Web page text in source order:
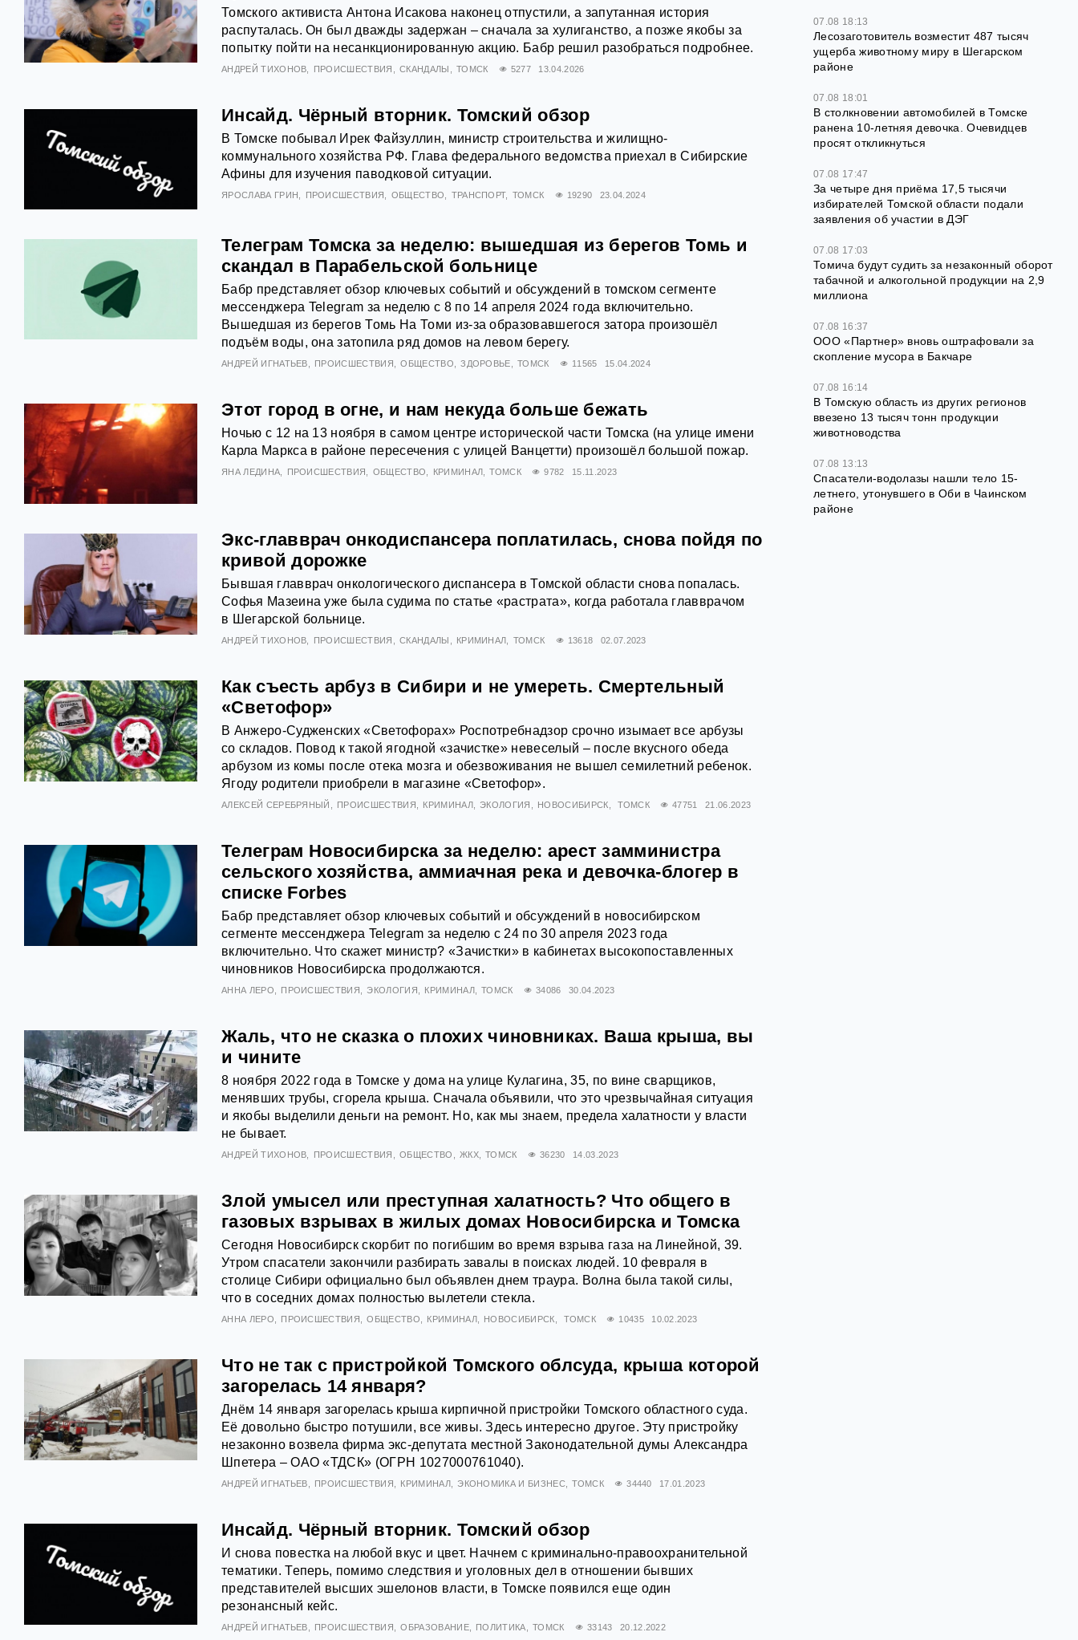
Томского активиста Антона Исакова наконец отпустили, а запутанная история
распуталась. Он был дважды задержан – сначала за хулиганство, а позже якобы за
попытку пойти на несанкционированную акцию. Бабр решил разобраться подробнее.
АНДРЕЙ ТИХОНОВ ПРОИСШЕСТВИЯ СКАНДАЛЫ ТОМСК 5277 13.04.2026
Инсайд. Чёрный вторник. Томский обзор
В Томске побывал Ирек Файзуллин, министр строительства и жилищно-
коммунального хозяйства РФ. Глава федерального ведомства приехал в Сибирские
Афины для изучения паводковой ситуации.
ЯРОСЛАВА ГРИН ПРОИСШЕСТВИЯ ОБЩЕСТВО ТРАНСПОРТ ТОМСК 19290 23.04.2024
Телеграм Томска за неделю: вышедшая из берегов Томь и
скандал в Парабельской больнице
Бабр представляет обзор ключевых событий и обсуждений в томском сегменте
мессенджера Telegram за неделю с 8 по 14 апреля 2024 года включительно.
Вышедшая из берегов Томь На Томи из-за образовавшегося затора произошёл
подъём воды, она затопила ряд домов на левом берегу.
АНДРЕЙ ИГНАТЬЕВ ПРОИСШЕСТВИЯ ОБЩЕСТВО ЗДОРОВЬЕ ТОМСК 11565 15.04.2024
Этот город в огне, и нам некуда больше бежать
Ночью с 12 на 13 ноября в самом центре исторической части Томска (на улице имени
Карла Маркса в районе пересечения с улицей Ванцетти) произошёл большой пожар.
ЯНА ЛЕДИНА ПРОИСШЕСТВИЯ ОБЩЕСТВО КРИМИНАЛ ТОМСК 9782 15.11.2023
Экс-главврач онкодиспансера поплатилась, снова пойдя по
кривой дорожке
Бывшая главврач онкологического диспансера в Томской области снова попалась.
Софья Мазеина уже была судима по статье «растрата», когда работала главврачом
в Шегарской больнице.
АНДРЕЙ ТИХОНОВ ПРОИСШЕСТВИЯ СКАНДАЛЫ КРИМИНАЛ ТОМСК 13618 02.07.2023
Как съесть арбуз в Сибири и не умереть. Смертельный
«Светофор»
В Анжеро-Судженских «Светофорах» Роспотребнадзор срочно изымает все арбузы
со складов. Повод к такой ягодной «зачистке» невеселый – после вкусного обеда
арбузом из комы после отека мозга и обезвоживания не вышел семилетний ребенок.
Ягоду родители приобрели в магазине «Светофор».
АЛЕКСЕЙ СЕРЕБРЯНЫЙ ПРОИСШЕСТВИЯ КРИМИНАЛ ЭКОЛОГИЯ НОВОСИБИРСК ТОМСК 47751 21.06.2023
Телеграм Новосибирска за неделю: арест замминистра
сельского хозяйства, аммиачная река и девочка-блогер в
списке Forbes
Бабр представляет обзор ключевых событий и обсуждений в новосибирском
сегменте мессенджера Telegram за неделю с 24 по 30 апреля 2023 года
включительно. Что скажет министр? «Зачистки» в кабинетах высокопоставленных
чиновников Новосибирска продолжаются.
АННА ЛЕРО ПРОИСШЕСТВИЯ ЭКОЛОГИЯ КРИМИНАЛ ТОМСК 34086 30.04.2023
Жаль, что не сказка о плохих чиновниках. Ваша крыша, вы
и чините
8 ноября 2022 года в Томске у дома на улице Кулагина, 35, по вине сварщиков,
менявших трубы, сгорела крыша. Сначала объявили, что это чрезвычайная ситуация
и якобы выделили деньги на ремонт. Но, как мы знаем, предела халатности у власти
не бывает.
АНДРЕЙ ТИХОНОВ ПРОИСШЕСТВИЯ ОБЩЕСТВО ЖКХ ТОМСК 36230 14.03.2023
Злой умысел или преступная халатность? Что общего в
газовых взрывах в жилых домах Новосибирска и Томска
Сегодня Новосибирск скорбит по погибшим во время взрыва газа на Линейной, 39.
Утром спасатели закончили разбирать завалы в поисках людей. 10 февраля в
столице Сибири официально был объявлен днем траура. Волна была такой силы,
что в соседних домах полностью вылетели стекла.
АННА ЛЕРО ПРОИСШЕСТВИЯ ОБЩЕСТВО КРИМИНАЛ НОВОСИБИРСК ТОМСК 10435 10.02.2023
Что не так с пристройкой Томского облсуда, крыша которой
загорелась 14 января?
Днём 14 января загорелась крыша кирпичной пристройки Томского областного суда.
Её довольно быстро потушили, все живы. Здесь интересно другое. Эту пристройку
незаконно возвела фирма экс-депутата местной Законодательной думы Александра
Шпетера – ОАО «ТДСК» (ОГРН 1027000761040).
АНДРЕЙ ИГНАТЬЕВ ПРОИСШЕСТВИЯ КРИМИНАЛ ЭКОНОМИКА И БИЗНЕС ТОМСК 34440 17.01.2023
Инсайд. Чёрный вторник. Томский обзор
И снова повестка на любой вкус и цвет. Начнем с криминально-правоохранительной
тематики. Теперь, помимо следствия и уголовных дел в отношении бывших
представителей высших эшелонов власти, в Томске появился еще один
резонансный кейс.
АНДРЕЙ ИГНАТЬЕВ ПРОИСШЕСТВИЯ ОБРАЗОВАНИЕ ПОЛИТИКА ТОМСК 33143 20.12.2022
07.08 18:13
Лесозаготовитель возместит 487 тысяч
ущерба животному миру в Шегарском
районе
07.08 18:01
В столкновении автомобилей в Томске
ранена 10-летняя девочка. Очевидцев
просят откликнуться
07.08 17:47
За четыре дня приёма 17,5 тысячи
избирателей Томской области подали
заявления об участии в ДЭГ
07.08 17:03
Томича будут судить за незаконный оборот
табачной и алкогольной продукции на 2,9
миллиона
07.08 16:37
ООО «Партнер» вновь оштрафовали за
скопление мусора в Бакчаре
07.08 16:14
В Томскую область из других регионов
ввезено 13 тысяч тонн продукции
животноводства
07.08 13:13
Спасатели-водолазы нашли тело 15-
летнего, утонувшего в Оби в Чаинском
районе